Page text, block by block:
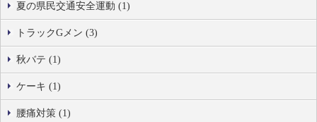
夏の県民交通安全運動 (1)
トラックGメン (3)
秋バテ (1)
ケーキ (1)
腰痛対策 (1)